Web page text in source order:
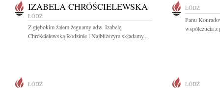
IZABELA CHRÓŚCIELEWSKA
ŁÓDŹ
Z głębokim żalem żegnamy adw. Izabelę
Chróścielewską Rodzinie i Najbliższym składamy...
ŁÓDŹ
Panu
współczucia
ŁÓDŹ ŁÓDŹ